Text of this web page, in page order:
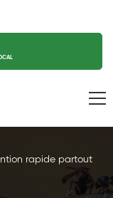
rapide partout